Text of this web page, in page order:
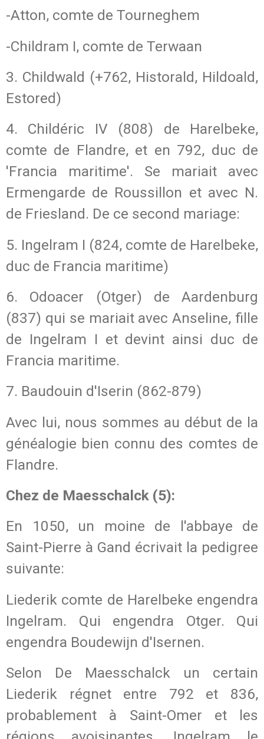
-Atton, comte de Tourneghem
-Childram I, comte de Terwaan
3. Childwald (+762, Historald, Hildoald,
Estored)
4. Childéric IV (808) de Harelbeke,
comte de Flandre, et en 792, duc de
'Francia maritime'. Se mariait avec
Ermengarde de Roussillon et avec N.
de Friesland. De ce second mariage:
5. Ingelram I (824, comte de Harelbeke,
duc de Francia maritime)
6. Odoacer (Otger) de Aardenburg
(837) qui se mariait avec Anseline, fille
de Ingelram I et devint ainsi duc de
Francia maritime.
7. Baudouin d'Iserin (862-879)
Avec lui, nous sommes au début de la
généalogie bien connu des comtes de
Flandre.
Chez de Maesschalck (5):
En 1050, un moine de l'abbaye de
Saint-Pierre à Gand écrivait la pedigree
suivante:
Liederik comte de Harelbeke engendra
Ingelram. Qui engendra Otger. Qui
engendra Boudewijn d'Isernen.
Selon De Maesschalck un certain
Liederik régnet entre 792 et 836,
probablement à Saint-Omer et les